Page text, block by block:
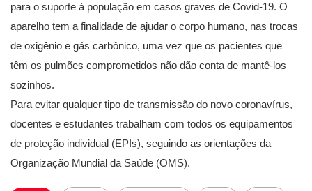
para o suporte à população em casos graves de Covid-19. O
aparelho tem a finalidade de ajudar o corpo humano, nas trocas
de oxigênio e gás carbônico, uma vez que os pacientes que
têm os pulmões comprometidos não dão conta de mantê-los
sozinhos.
Para evitar qualquer tipo de transmissão do novo coronavírus,
docentes e estudantes trabalham com todos os equipamentos
de proteção individual (EPIs), seguindo as orientações da
Organização Mundial da Saúde (OMS).